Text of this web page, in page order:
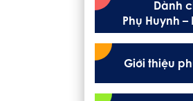
Dành
Phụ Huynh –
Giới thiệu